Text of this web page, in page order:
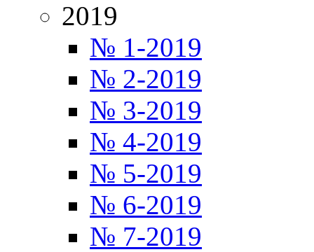
2019
№ 1-2019
№ 2-2019
№ 3-2019
№ 4-2019
№ 5-2019
№ 6-2019
№ 7-2019